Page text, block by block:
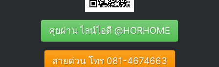
คุยผ่าน ไลน์ไอดี @HORHOME
สายด่วน โทร 081-4674663